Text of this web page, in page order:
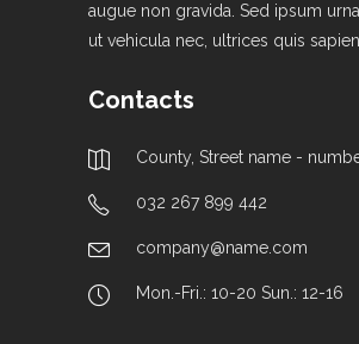
augue non gravida. Sed ipsum
ut vehicula nec, ultrices quis sapien.
Contacts
County, Street name -
032 267 899 442
company@name.com
Mon.-Fri.: 10-20 Sun.: 12-16